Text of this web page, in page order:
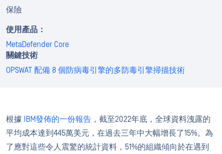
保險
使用產品：
MetaDefender Core
關鍵技術
OPSWAT 配備 8 個防病毒引擎的多防毒引擎掃描技術
根據 IBM發佈的一份報告 ，截至2022年底，全球資料洩露的
平均成本達到445萬美元，在過去三年中大幅增長了15%。為
了應對這些令人震驚的統計資料，51%的組織傾向於在遇到